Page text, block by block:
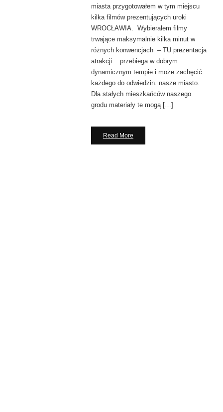
miasta przygotowałem w tym miejscu
kilka filmów prezentujących uroki
WROCŁAWIA. Wybierałem filmy
trwające maksymalnie kilka minut w
różnych konwencjach – TU prezentacja
atrakcji przebiega w dobrym
dynamicznym tempie i może zachęcić
każdego do odwiedzin. nasze miasto.
Dla stałych mieszkańców naszego
grodu materiały te mogą […]
Read More